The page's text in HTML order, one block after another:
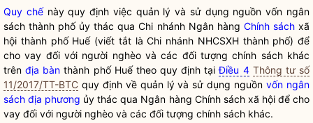
Quy chếnày quy định việc quản lý và sử dụng nguồn vốn ngân
sách thành phố ủy thác qua Chi nhánh Ngân hàng Chính sáchxã
hội thành phố Huế (viết tắt là Chi nhánh NHCSXH thành phố) để
cho vay đối với người nghèo và các đối tượngchính sáchkhác
trênđịa bàn thành phố Huế theo quy định tạiĐiều 4 Thông tư số
11/2017/TT-BTC quy định về quản lý và sử dụng nguồnvốn ngân
sách địa phương ủy thác qua Ngân hàng Chính sáchxã hội để cho
vay đối với người nghèo và các đối tượng chính sách khác.